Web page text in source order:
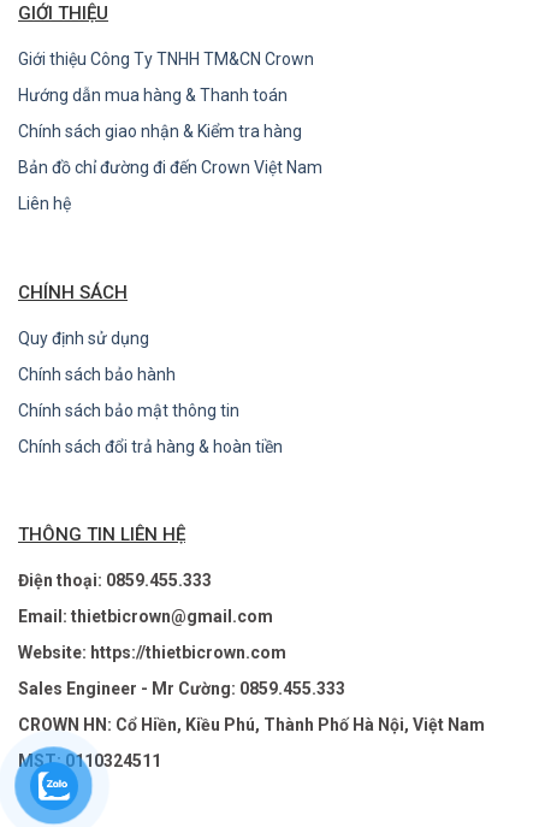
GIỚI THIỆU
Giới thiệu Công Ty TNHH TM&CN Crown
Hướng dẫn mua hàng & Thanh toán
Chính sách giao nhận & Kiểm tra hàng
Bản đồ chỉ đường đi đến Crown Việt Nam
Liên hệ
CHÍNH SÁCH
Quy định sử dụng
Chính sách bảo hành
Chính sách bảo mật thông tin
Chính sách đổi trả hàng & hoàn tiền
THÔNG TIN LIÊN HỆ
Điện thoại: 0859.455.333
Email: thietbicrown@gmail.com
Website: https://thietbicrown.com
Sales Engineer - Mr Cường: 0859.455.333
CROWN HN: Cổ Hiền, Kiều Phú, Thành Phố Hà Nội, Việt Nam
MST: 0110324511